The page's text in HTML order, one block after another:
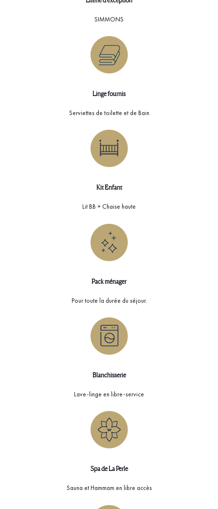
SIMMONS
Linge fournis
Serviettes de toilette et de Bain
Kit Enfant
Lit BB + Chaise haute
Pack ménager
Pour toute la durée du séjour.
Blanchisserie
Lave-linge en libre-service
Spa de La Perle
Sauna et Hammam en libre accès